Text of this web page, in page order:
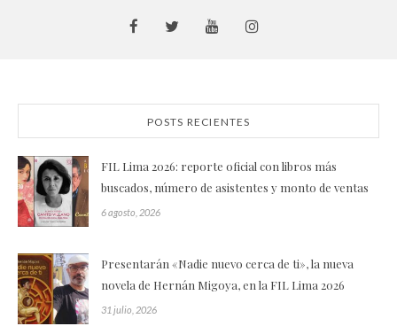
POSTS RECIENTES
FIL Lima 2026: reporte oficial con libros más
buscados, número de asistentes y monto de ventas
6 agosto, 2026
Presentarán «Nadie nuevo cerca de ti», la nueva
novela de Hernán Migoya, en la FIL Lima 2026
31 julio, 2026